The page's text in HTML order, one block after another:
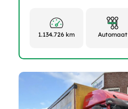
1.134.726 km Automaat